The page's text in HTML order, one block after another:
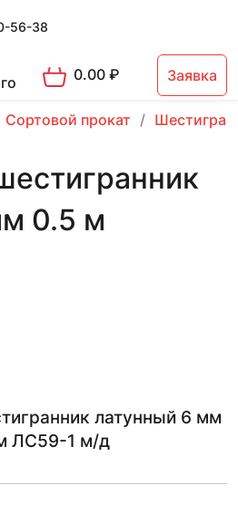
56-38
0.00₽ Заявка
Сортовой прокат
0.5 м
латунный 6 мм
ЛС59-1 м/д